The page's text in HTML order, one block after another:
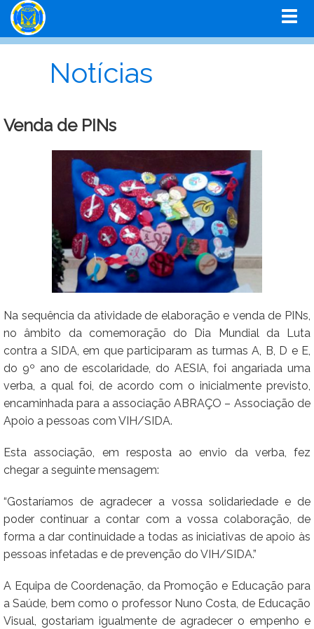
Notícias
Venda de PINs
Na sequência da atividade de elaboração e venda de PINs,
no âmbito da comemoração do Dia Mundial da Luta
contra a SIDA, em que participaram as turmas A, B, D e E,
do 9º ano de escolaridade, do AESIA, foi angariada uma
verba, a qual foi, de acordo com o inicialmente previsto,
encaminhada para a associação ABRAÇO – Associação de
Apoio a pessoas com VIH/SIDA.
Esta associação, em resposta ao envio da verba, fez
chegar a seguinte mensagem:
“Gostaríamos de agradecer a vossa solidariedade e de
poder continuar a contar com a vossa colaboração, de
forma a dar continuidade a todas as iniciativas de apoio às
pessoas infetadas e de prevenção do VIH/SIDA.”
A Equipa de Coordenação, da Promoção e Educação para
a Saúde, bem como o professor Nuno Costa, de Educação
Visual, gostariam igualmente de agradecer o empenho e